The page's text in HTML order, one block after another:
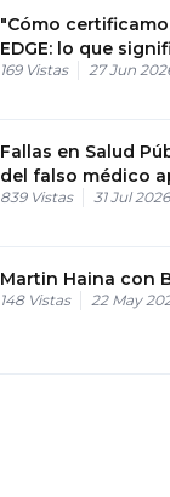
"Cómo
EDGE: lo que
sostenible en
169 Vistas 27 Jun
Fallas en Salud
del falso médico
Barbero"
839 Vistas 31 Jul 2026
Martin Haina con
148 Vistas 22 May